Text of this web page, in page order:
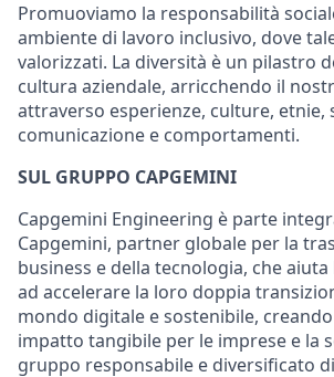
Promuoviamo la responsabilità
ambiente di lavoro inclusivo, dove
valorizzati. La diversità è un pilastro
cultura aziendale, arricchendo il
attraverso esperienze, culture, etnie,
comunicazione e comportamenti.
SUL GRUPPO CAPGEMINI
Capgemini Engineering è parte
Capgemini, partner globale per la
business e della tecnologia, che
ad accelerare la loro doppia
mondo digitale e sostenibile,
impatto tangibile per le imprese e la
gruppo responsabile e diversificato